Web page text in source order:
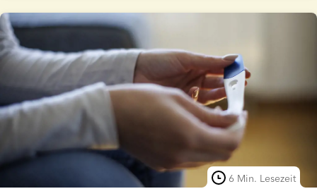
Schwangerschaft mit Spendersamen – von den
verschiedenen verfügbaren Behandlungsoptionen bis
hin zu den damit verbundenen Aspekten einer
Insemination zu Hause. Außerdem beantworten wir
häufig gestellte Fragen und geben eine Schritt-für-
Schritt-Anleitung, wie Sie mithilfe eines
Samenspenders schwanger werden können.
6 Min. Lesezeit